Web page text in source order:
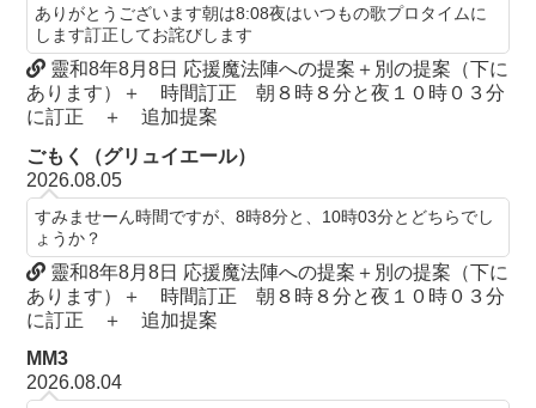
ありがとうございます朝は8:08夜はいつもの歌プロタイムに
します訂正してお詫びします
靈和8年8月8日 応援魔法陣への提案＋別の提案（下に
あります）＋ 時間訂正 朝８時８分と夜１０時０３分
に訂正 ＋ 追加提案
ごもく（グリュイエール）
2026.08.05
すみませーん時間ですが、8時8分と、10時03分とどちらでし
ょうか？
靈和8年8月8日 応援魔法陣への提案＋別の提案（下に
あります）＋ 時間訂正 朝８時８分と夜１０時０３分
に訂正 ＋ 追加提案
MM3
2026.08.04